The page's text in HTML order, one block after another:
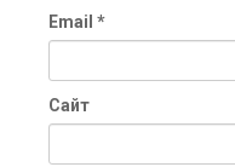
Email *
Сайт